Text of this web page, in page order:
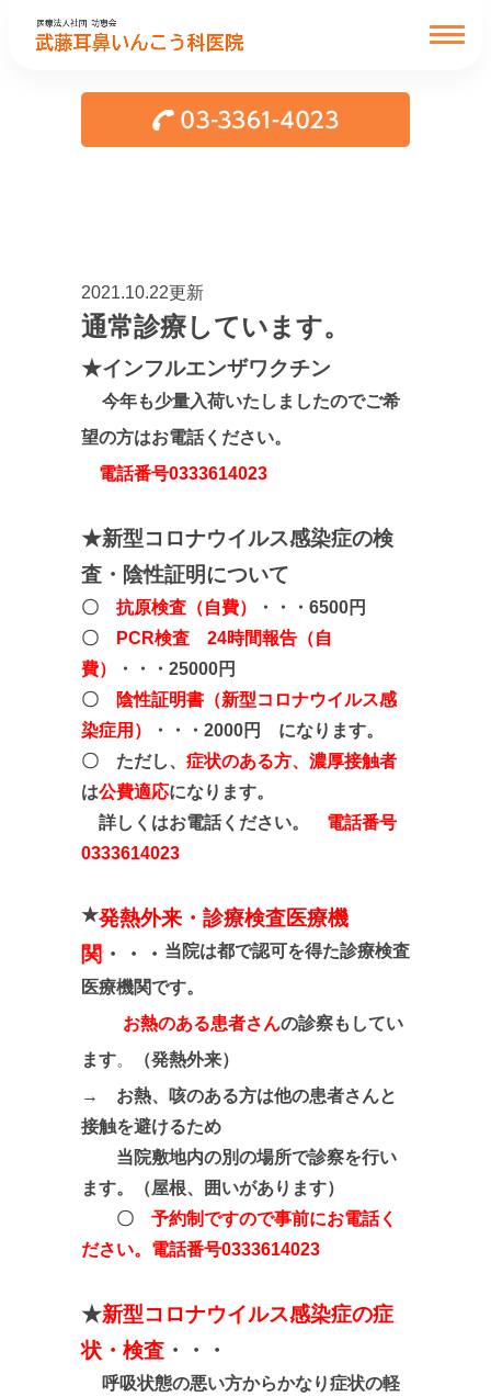
2021.10.22更新
通常診療しています。
★インフルエンザワクチン
今年も少量入荷いたしましたのでご希
望の方はお電話ください。
電話番号0333614023
★新型コロナウイルス感染症の検
査・陰性証明について
〇 抗原検査（自費）
・・・6500円
〇
PCR検査 24時間報告（自
費）
・・・25000円
〇
陰性証明書（新型コロナウイルス感
染症用）
・・・2000円 になります。
〇 ただし、 症状のある方、濃厚接触者
は公費適応になります。
詳しくはお電話ください。 電話番号
0333614023
★発熱外来・診療検査医療機
関 ・・・ 当院は都で認可を得た診療検査
医療機関です。
お熱のある患者さんの診察もしてい
ます。
（発熱外来）
→
お熱、咳のある方は他の患者さんと
接触を避けるため
当院敷地内の別の場所で診察を行い
ます。（屋根、囲いがあります）
〇 予約制ですので事前にお電話く
ださい。電話番号0333614023
★新型コロナウイルス感染症の症
状・検査 ・・・
呼吸状態の悪い方からかなり症状の軽